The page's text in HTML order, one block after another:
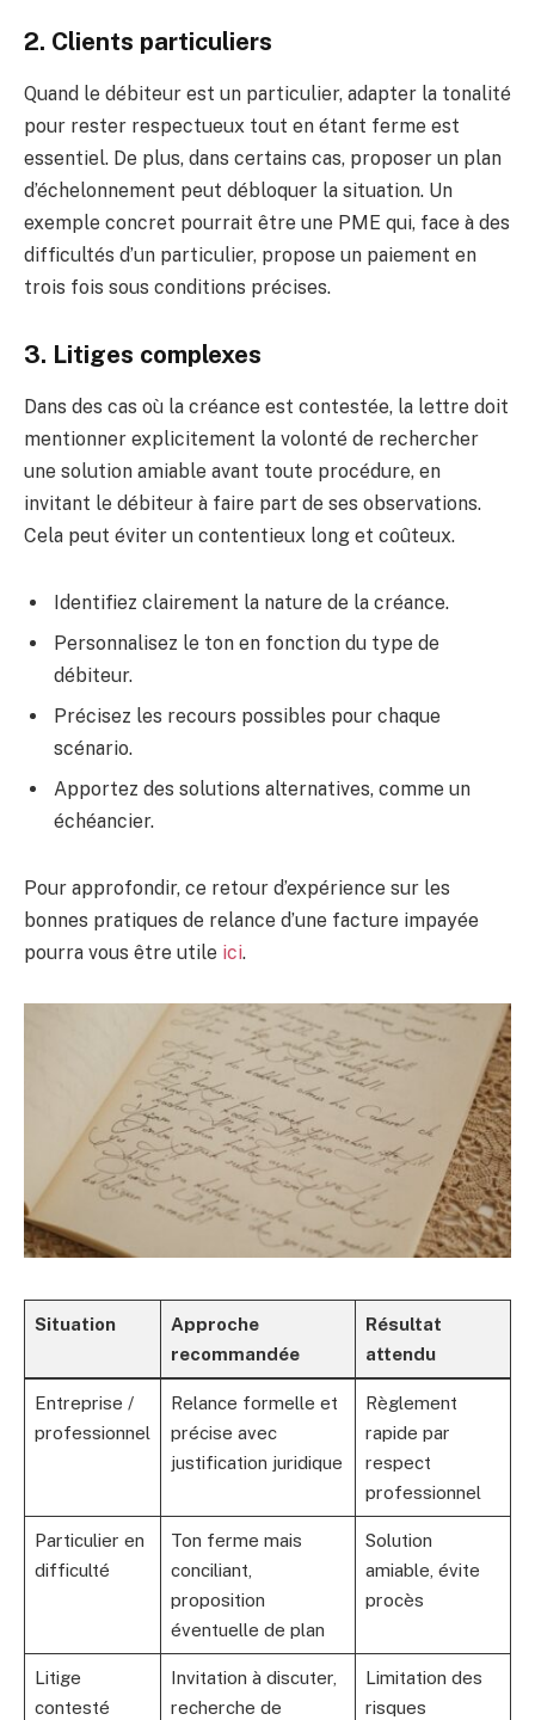
2. Clients particuliers
Quand le débiteur est un particulier, adapter la tonalité
pour rester respectueux tout en étant ferme est
essentiel. De plus, dans certains cas, proposer un plan
d’échelonnement peut débloquer la situation. Un
exemple concret pourrait être une PME qui, face à des
difficultés d’un particulier, propose un paiement en
trois fois sous conditions précises.
3. Litiges complexes
Dans des cas où la créance est contestée, la lettre doit
mentionner explicitement la volonté de rechercher
une solution amiable avant toute procédure, en
invitant le débiteur à faire part de ses observations.
Cela peut éviter un contentieux long et coûteux.
Identifiez clairement la nature de la créance.
Personnalisez le ton en fonction du type de
débiteur.
Précisez les recours possibles pour chaque
scénario.
Apportez des solutions alternatives, comme un
échéancier.
Pour approfondir, ce retour d’expérience sur les
bonnes pratiques de relance d’une facture impayée
pourra vous être utile ici.
Situation
Approche
recommandée
Résultat
attendu
Entreprise /
professionnel
Relance formelle et
précise avec
justification juridique
Règlement
rapide par
respect
professionnel
Particulier en
difficulté
Ton ferme mais
conciliant,
proposition
éventuelle de plan
Solution
amiable, évite
procès
Litige
contesté
Invitation à discuter,
recherche de
Limitation des
risques